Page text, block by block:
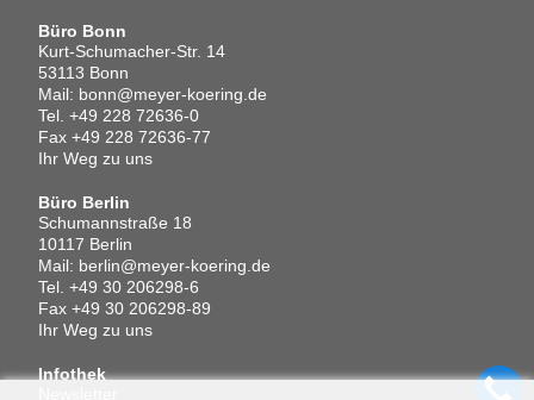
Büro Bonn
Kurt-Schumacher-Str. 14
53113 Bonn
Mail: bonn@meyer-koering.de
Tel. +49 228 72636-0
Fax +49 228 72636-77
Ihr Weg zu uns
Büro Berlin
Schumannstraße 18
10117 Berlin
Mail: berlin@meyer-koering.de
Tel. +49 30 206298-6
Fax +49 30 206298-89
Ihr Weg zu uns
Infothek